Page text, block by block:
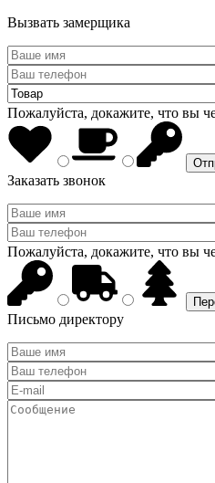
Вызвать замерщика
Пожалуйста, докажите, что вы
Заказать звонок
Пожалуйста, докажите, что вы
Письмо директору